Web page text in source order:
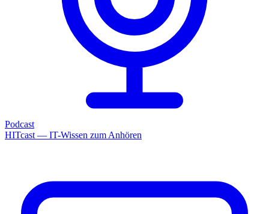
Podcast
HITcast — IT-Wissen zum Anhören